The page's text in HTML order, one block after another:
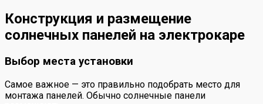
Конструкция и размещение
солнечных панелей на электрокаре
Выбор места установки
Самое важное — это правильно подобрать место для
монтажа панелей. Обычно солнечные панели